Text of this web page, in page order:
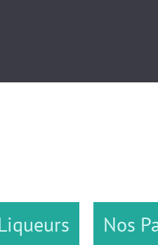
Nos Partenaires